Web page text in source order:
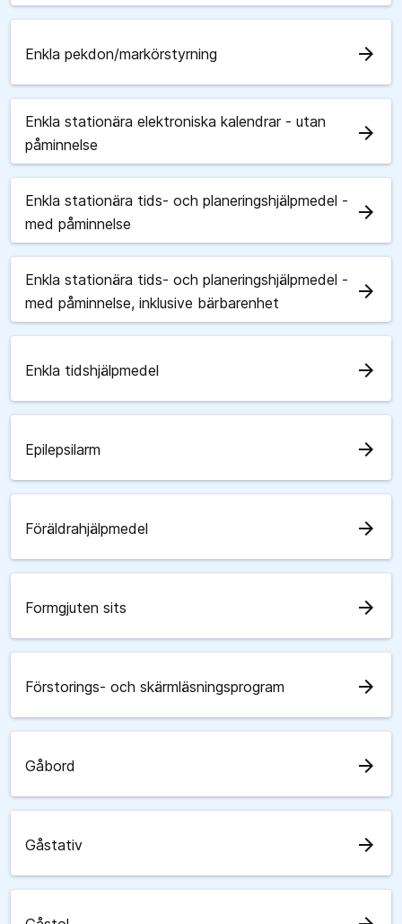
Enkla pekdon/markörstyrning arrow_forward
Enkla stationära elektroniska kalendrar - utan
påminnelse
arrow_forward
Enkla stationära tids- och planeringshjälpmedel -
med påminnelse
arrow_forward
Enkla stationära tids- och planeringshjälpmedel -
med påminnelse, inklusive bärbarenhet
arrow_forward
Enkla tidshjälpmedel arrow_forward
Epilepsilarm arrow_forward
Föräldrahjälpmedel arrow_forward
Formgjuten sits arrow_forward
Förstorings- och skärmläsningsprogram arrow_forward
Gåbord arrow_forward
Gåstativ arrow_forward